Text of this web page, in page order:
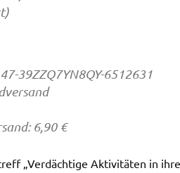
39ZZQ7YN8QY-6512631
6,90 €
„Verdächtige Aktivitäten in